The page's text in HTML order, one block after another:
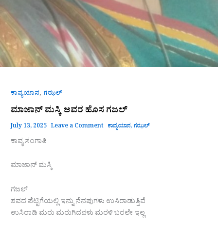
ಕಾವ್ಯಯಾನ, ಗಝಲ್
ಮಾಜಾನ್ ಮಸ್ಕಿ ಅವರ ಹೊಸ ಗಜಲ್
July 13, 2025 Leave a Comment ಕಾವ್ಯಯಾನ, ಗಝಲ್
ಕಾವ್ಯ ಸಂಗಾತಿ
ಮಾಜಾನ್ ಮಸ್ಕಿ
ಗಜಲ್
ಶವದ ಪೆಟ್ಟಿಗೆಯಲ್ಲಿ ಇನ್ನು ನೆನಪುಗಳು ಉಸಿರಾಡುತ್ತಿವೆ
ಉಸಿರಾಡಿ ಮರು ಮರುಗಿದವಳು ಮರಳಿ ಬರಲೇ ಇಲ್ಲ